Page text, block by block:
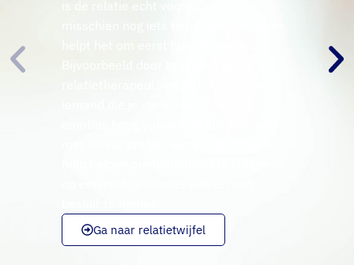
Ga naar relatietwijfel